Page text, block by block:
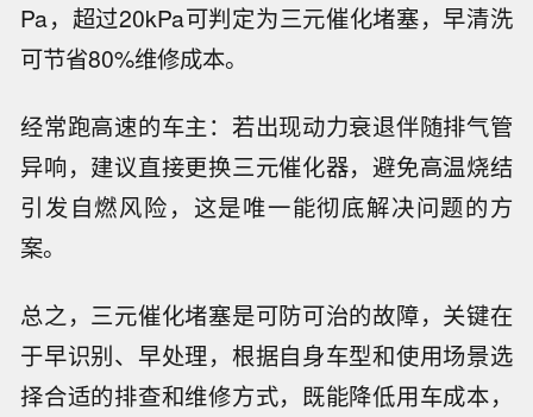
Pa，超过20kPa可判定为三元催化堵塞，早清洗
可节省80%维修成本。
经常跑高速的车主：若出现动力衰退伴随排气管
异响，建议直接更换三元催化器，避免高温烧结
引发自燃风险，这是唯一能彻底解决问题的方
案。
总之，三元催化堵塞是可防可治的故障，关键在
于早识别、早处理，根据自身车型和使用场景选
择合适的排查和维修方式，既能降低用车成本，